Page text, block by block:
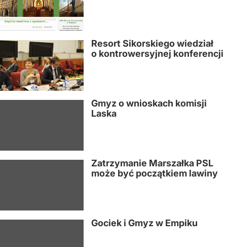
Resort Sikorskiego wiedział
o kontrowersyjnej konferencji
Gmyz o wnioskach komisji
Laska
Zatrzymanie Marszałka PSL
może być początkiem lawiny
Gociek i Gmyz w Empiku